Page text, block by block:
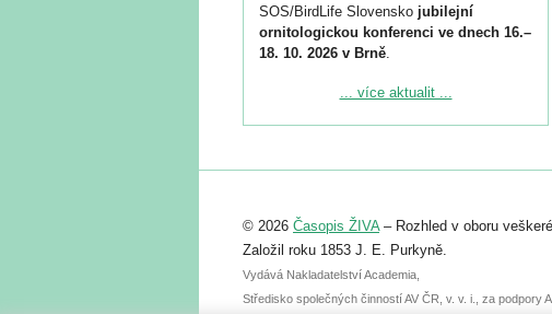
SOS/BirdLife Slovensko jubilejní
ornitologickou konferenci ve dnech 16.–
18. 10. 2026 v Brně.
Podrobnější informace ke konferenci
Registrovat se můžete do 6. září.
abstraktu přihlášené přednášky nebo
posteru je už 30. června.
... více aktualit ...
© 2026 Časopis ŽIVA– Rozhled v oboru
Založil roku 1853 J. E. Purkyně.
Vydává Nakladatelství Academia,
Středisko společných činností AV ČR, v. v. i., za podpory